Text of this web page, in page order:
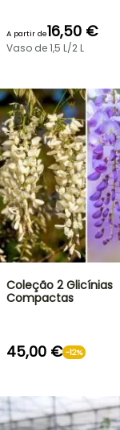
A partir de16,50 €
Vaso de 1,5 L/2 L
Coleção 2 Glicínias
Compactas
45,00 € -12%